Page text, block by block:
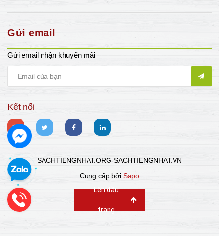
Gửi email
Gửi email nhận khuyến mãi
Kết nối
SACHTIENGNHAT.ORG-SACHTIENGNHAT.VN
Cung cấp bởi Sapo
Lên đầu
trang